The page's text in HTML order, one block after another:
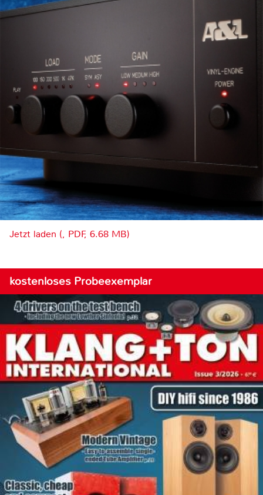
Jetzt laden (, PDF, 6.68 MB)
kostenloses Probeexemplar